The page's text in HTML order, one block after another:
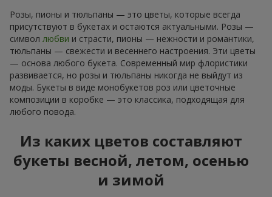
Розы, пионы и тюльпаны — это цветы, которые всегда
присутствуют в букетах и остаются актуальными. Розы —
символ любви и страсти, пионы — нежности и романтики,
тюльпаны — свежести и весеннего настроения. Эти цветы
— основа любого букета. Современный мир флористики
развивается, но розы и тюльпаны никогда не выйдут из
моды. Букеты в виде монобукетов роз или цветочные
композиции в коробке — это классика, подходящая для
любого повода.
Из каких цветов составляют
букеты весной, летом, осенью
и зимой